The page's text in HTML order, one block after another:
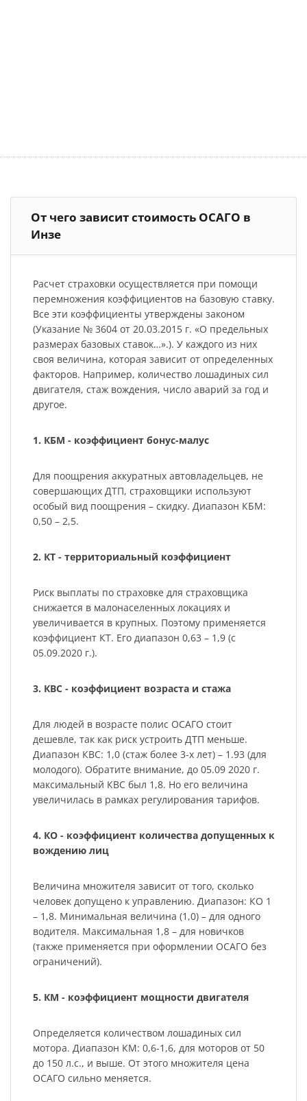
От чего зависит стоимость ОСАГО в
Инзе
Расчет страховки осуществляется при помощи
перемножения коэффициентов на базовую ставку.
Все эти коэффициенты утверждены законом
(Указание № 3604 от 20.03.2015 г. «О предельных
размерах базовых ставок…».). У каждого из них
своя величина, которая зависит от определенных
факторов. Например, количество лошадиных сил
двигателя, стаж вождения, число аварий за год и
другое.
1. КБМ - коэффициент бонус-малус
Для поощрения аккуратных автовладельцев, не
совершающих ДТП, страховщики используют
особый вид поощрения – скидку. Диапазон КБМ:
0,50 – 2,5.
2. КТ - территориальный коэффициент
Риск выплаты по страховке для страховщика
снижается в малонаселенных локациях и
увеличивается в крупных. Поэтому применяется
коэффициент КТ. Его диапазон 0,63 – 1,9 (с
05.09.2020 г.).
3. КВС - коэффициент возраста и стажа
Для людей в возрасте полис ОСАГО стоит
дешевле, так как риск устроить ДТП меньше.
Диапазон КВС: 1,0 (стаж более 3-х лет) – 1.93 (для
молодого). Обратите внимание, до 05.09 2020 г.
максимальный КВС был 1,8. Но его величина
увеличилась в рамках регулирования тарифов.
4. КО - коэффициент количества допущенных к
вождению лиц
Величина множителя зависит от того, сколько
человек допущено к управлению. Диапазон: КО 1
– 1,8. Минимальная величина (1,0) – для одного
водителя. Максимальная 1,8 – для новичков
(также применяется при оформлении ОСАГО без
ограничений).
5. КМ - коэффициент мощности двигателя
Определяется количеством лошадиных сил
мотора. Диапазон КМ: 0,6-1,6, для моторов от 50
до 150 л.с., и выше. От этого множителя цена
ОСАГО сильно меняется.